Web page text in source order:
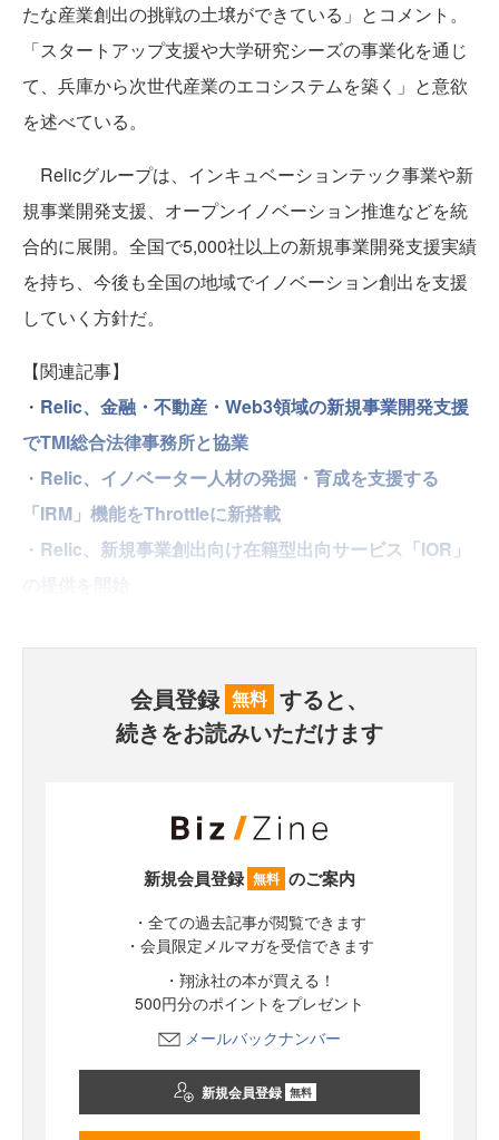
たな産業創出の挑戦の土壌ができている」とコメント。
「スタートアップ支援や大学研究シーズの事業化を通じ
て、兵庫から次世代産業のエコシステムを築く」と意欲
を述べている。
Relicグループは、インキュベーションテック事業や新
規事業開発支援、オープンイノベーション推進などを統
合的に展開。全国で5,000社以上の新規事業開発支援実績
を持ち、今後も全国の地域でイノベーション創出を支援
していく方針だ。
【関連記事】
・ Relic、金融・不動産・Web3領域の新規事業開発支援
でTMI総合法律事務所と協業
・ Relic、イノベーター人材の発掘・育成を支援する
「IRM」機能をThrottleに新搭載
・ Relic、新規事業創出向け在籍型出向サービス「IOR」
会員登録 無料 すると、
続きをお読みいただけます
新規会員登録 無料 のご案内
・全ての過去記事が閲覧できます
・会員限定メルマガを受信できます
・翔泳社の本が買える！
500円分のポイントをプレゼント
メールバックナンバー
新規会員登録 無料